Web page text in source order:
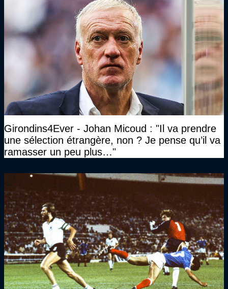
Girondins4Ever - Johan Micoud : "Il va prendre
une sélection étrangère, non ? Je pense qu’il va
ramasser un peu plus…"